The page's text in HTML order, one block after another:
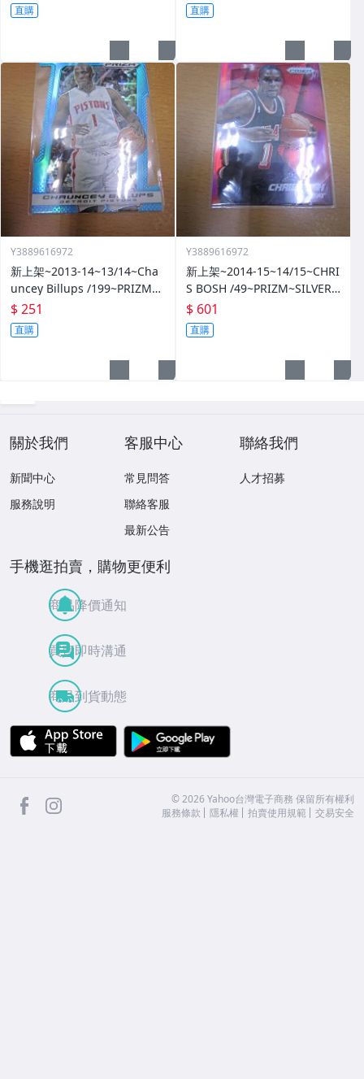
直購 直購
Y3889616972
新上架~2013-14~13/14~Cha
uncey Billups /199~PRIZM~S
ILVER~藍亮~限量/199~10601
14-1
$ 251
直購
Y3889616972
新上架~2014-15~14/15~CHRI
S BOSH /49~PRIZM~SILVER~
紅亮~低限量/49~1060114-1
$ 601
直購
關於我們
新聞中心
服務說明
客服中心
常見問答
聯絡客服
最新公告
聯絡我們
人才招募
手機逛拍賣，購物更便利
商品降價通知
買賣即時溝通
商品到貨動態
APP Store
facebook ©2026 Yahoo台灣電子商務 保留所有權利
服務條款
隱私權 拍賣使用規範 交易安全